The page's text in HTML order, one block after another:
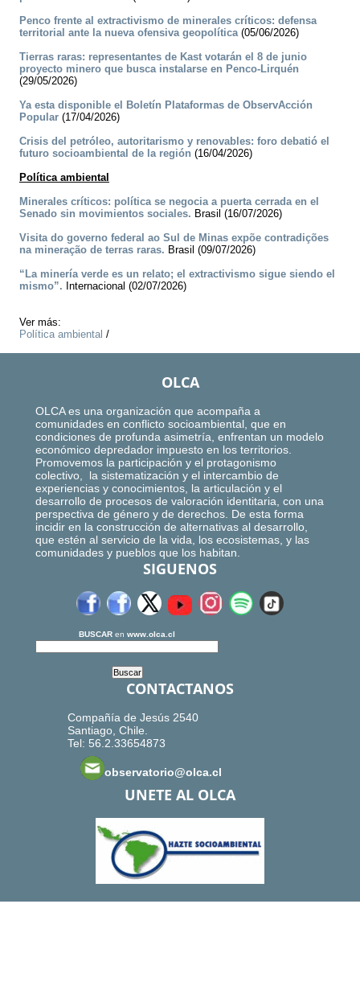
Penco frente al extractivismo de minerales críticos: defensa
territorial ante la nueva ofensiva geopolítica(05/06/2026)
Tierras raras: representantes de Kast votarán el 8 de junio
proyecto minero que busca instalarse en Penco-Lirquén
(29/05/2026)
Ya esta disponible el Boletín Plataformas de ObservAcción
Popular (17/04/2026)
Crisis del petróleo, autoritarismo y renovables: foro debatió el
futuro socioambiental de la región (16/04/2026)
Política ambiental
Minerales críticos: política se negocia a puerta cerrada en el
Senado sin movimientos sociales. Brasil (16/07/2026)
Visita do governo federal ao Sul de Minas expõe contradições
na mineração de terras raras. Brasil (09/07/2026)
“La minería verde es un relato; el extractivismo sigue siendo el
mismo”. Internacional (02/07/2026)
Ver más:
Política ambiental /
OLCA
OLCA es una organización que acompaña a
comunidades en conflicto socioambiental, que en
condiciones de profunda asimetría, enfrentan un modelo
económico depredador impuesto en los territorios.
Promovemos la participación y el protagonismo
colectivo, la sistematización y el intercambio de
experiencias y conocimientos, la articulación y el
desarrollo de procesos de valoración identitaria, con una
perspectiva de género y de derechos. De esta forma
incidir en la construcción de alternativas al desarrollo,
que estén al servicio de la vida, los ecosistemas, y las
comunidades y pueblos que los habitan.
SIGUENOS
BUSCAR en www.olca.cl
CONTACTANOS
Compañía de Jesús 2540
Santiago, Chile.
Tel: 56.2.33654873
observatorio@olca.cl
UNETE AL OLCA